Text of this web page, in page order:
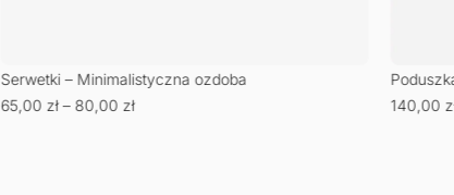
Serwetki – Minimalistyczna ozdoba
65,00 zł – 80,00 zł
140,00